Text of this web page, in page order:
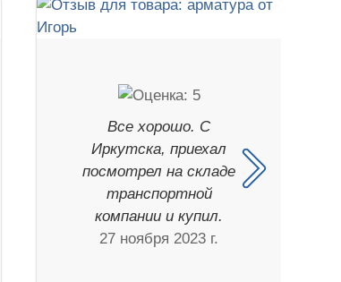
Все хорошо. С
Иркутска, приехал
посмотрел на складе
транспортной
компании и купил.
27 ноября 2023 г.